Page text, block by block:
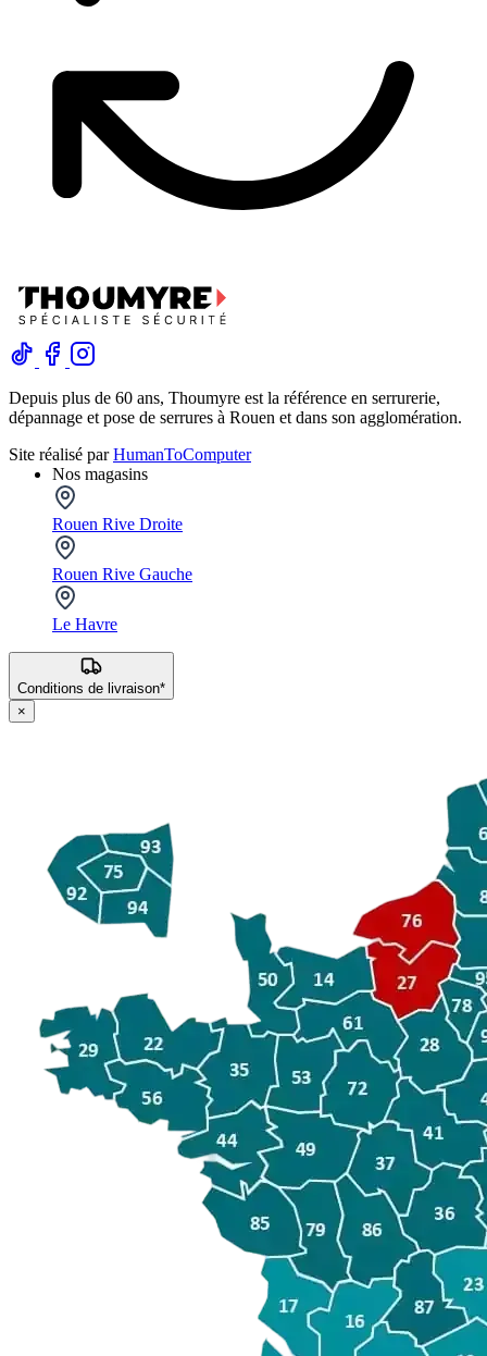
Depuis plus de 60 ans, Thoumyre est la référence en serrurerie,
dépannage et pose de serrures à Rouen et dans son agglomération.
Site réalisé parHumanToComputer
Nos magasins
Rouen Rive Droite
Rouen Rive Gauche
Le Havre
Conditions de livraison*
×